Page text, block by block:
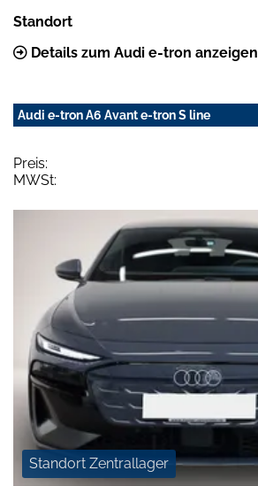
Standort
Details zum Audi e-tron anzeigen
Audi e-tron A6 Avant e-tron S line
Preis:
MWSt:
Standort Zentrallager